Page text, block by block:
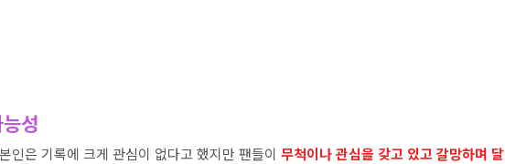
성
인은 기록에 크게 관심이 없다고 했지만 팬들이 무척이나 관심을 갖고 있고 갈망하며 달